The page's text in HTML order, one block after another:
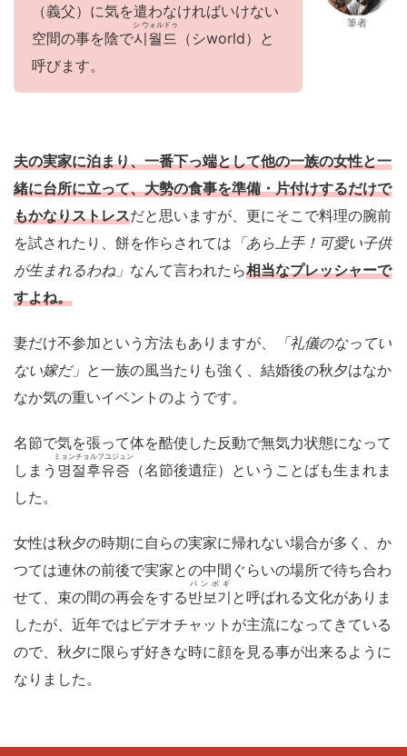
（義父）に気を遣わなければいけない
空間の事を陰で시월드
シ ウォルドゥ
（シworld）と
呼びます。
筆者
夫の実家に泊まり、一番下っ端として他の一族の女性と一
緒に台所に立って、大勢の食事を準備・片付けするだけで
もかなりストレスだと思いますが、更にそこで料理の腕前
を試されたり、餅を作らされては 「あら上手！可愛い子供
が生まれるわね」 なんて言われたら相当なプレッシャーで
すよね。
妻だけ不参加という方法もありますが、
「礼儀のなってい
ない嫁だ」 と一族の風当たりも強く、結婚後の秋夕はなか
なか気の重いイベントのようです。
名節で気を張って体を酷使した反動で無気力状態になって
しまう 명절후유증
ミョンチョルフユジュン
（名節後遺症）ということばも生まれま
した。
女性は秋夕の時期に自らの実家に帰れない場合が多く、か
つては連休の前後で実家との中間ぐらいの場所で待ち合わ
せて、束の間の再会をする반보기
パンボギ
と呼ばれる文化がありま
したが、近年ではビデオチャットが主流になってきている
ので、秋夕に限らず好きな時に顔を見る事が出来るように
なりました。